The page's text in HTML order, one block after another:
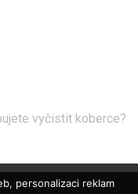
vyčistit koberce?
personalizaci reklam